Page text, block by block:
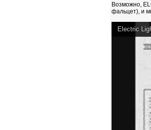
Возможно,
фальцет), и
Electric